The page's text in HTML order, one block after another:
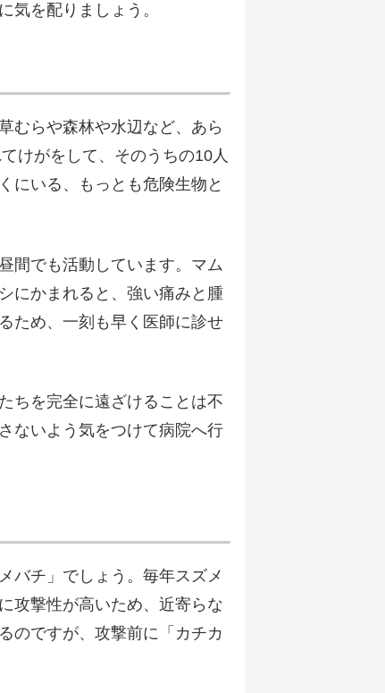
気を配りましょう。
むらや森林や水辺など、あら
けがをして、そのうちの10人
にいる、もっとも危険生物と
間でも活動しています。マム
にかまれると、強い痛みと腫
ため、一刻も早く医師に診せ
ちを完全に遠ざけることは不
ないよう気をつけて病院へ行
バチ」でしょう。毎年スズメ
攻撃性が高いため、近寄らな
のですが、攻撃前に「カチカ